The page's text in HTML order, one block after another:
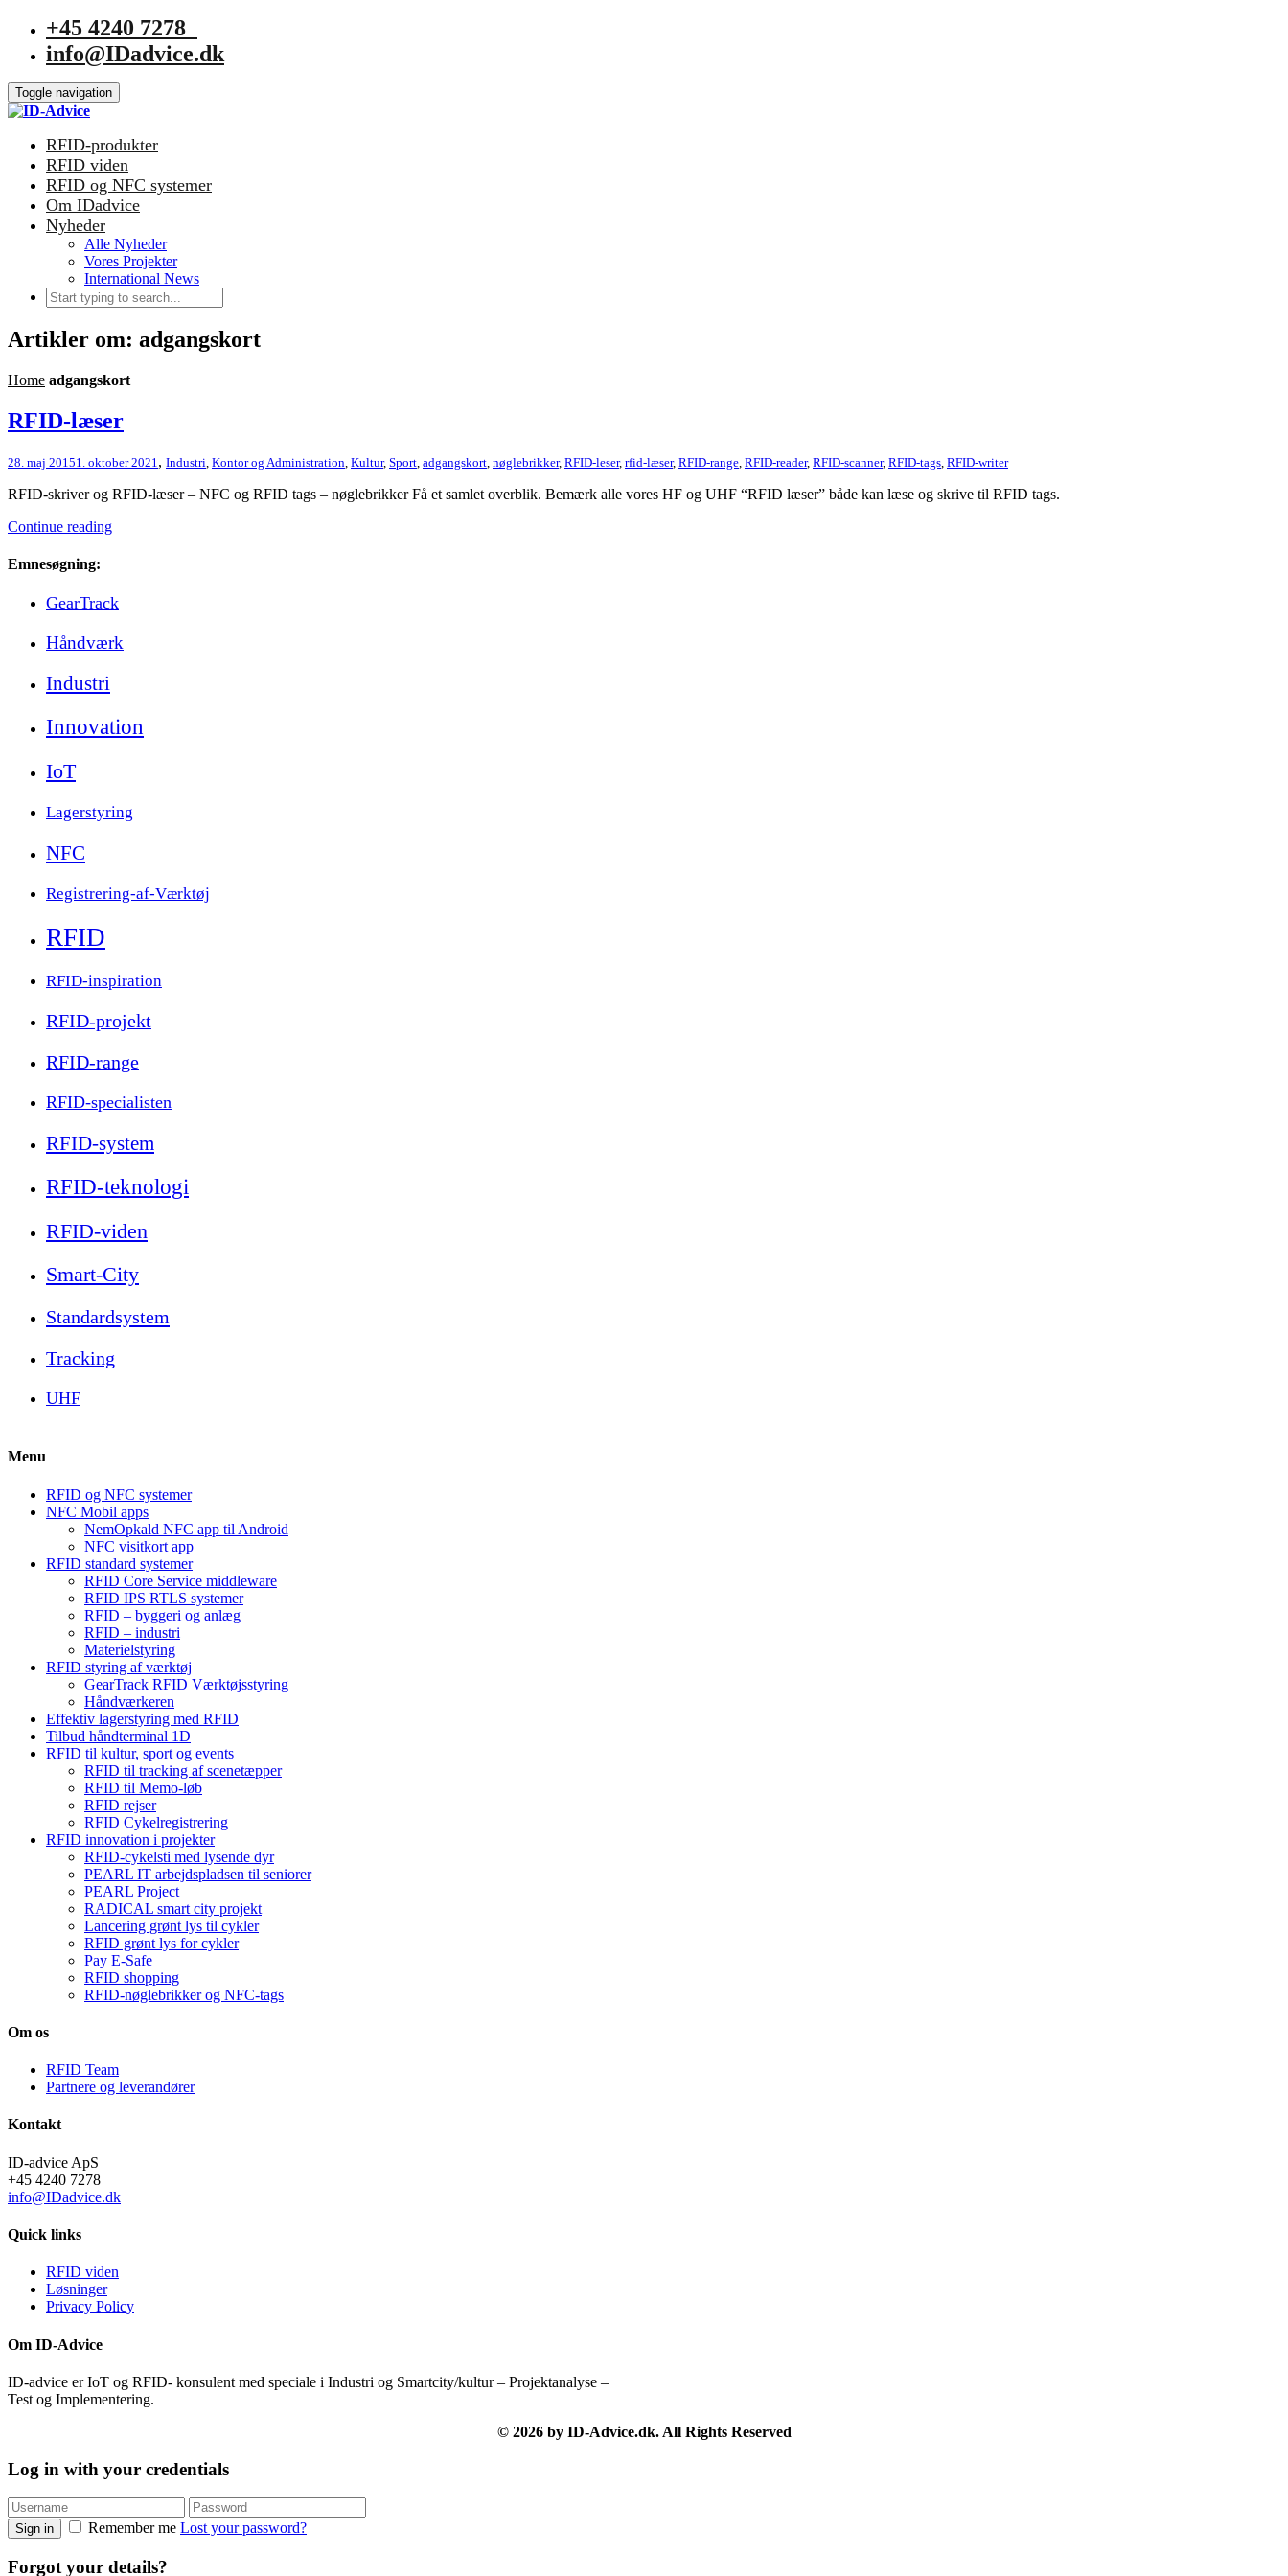
+45 4240 7278
info@IDadvice.dk
Toggle navigation
RFID-produkter
RFID viden
RFID og NFC systemer
Om IDadvice
Nyheder
Alle Nyheder
Vores Projekter
International News
Artikler om: adgangskort
Home adgangskort
RFID-læser
28. maj 20151. oktober 2021 , Industri Kontor og Administration Kultur, Sport adgangskort nøglebrikker, RFID-leser, rfid-læser, RFID-range RFID-reader, RFID-scanner, RFID-tags RFID-writer
RFID-skriver og RFID-læser – NFC og RFID tags – nøglebrikker Få et samlet overblik. Bemærk alle vores HF og UHF “RFID læser” både kan læse og skrive til RFID tags.
Continue reading
Emnesøgning:
GearTrack
Håndværk
Industri
Innovation
IoT
Lagerstyring
NFC
Registrering-af-Værktøj
RFID
RFID-inspiration
RFID-projekt
RFID-range
RFID-specialisten
RFID-system
RFID-teknologi
RFID-viden
Smart-City
Standardsystem
Tracking
UHF
Menu
RFID og NFC systemer
NFC Mobil apps
NemOpkald NFC app til Android
NFC visitkort app
RFID standard systemer
RFID Core Service middleware
RFID IPS RTLS systemer
RFID – byggeri og anlæg
RFID – industri
Materielstyring
RFID styring af værktøj
GearTrack RFID Værktøjsstyring
Håndværkeren
Effektiv lagerstyring med RFID
Tilbud håndterminal 1D
RFID til kultur, sport og events
RFID til tracking af scenetæpper
RFID til Memo-løb
RFID rejser
RFID Cykelregistrering
RFID innovation i projekter
RFID-cykelsti med lysende dyr
PEARL IT arbejdspladsen til seniorer
PEARL Project
RADICAL smart city projekt
Lancering grønt lys til cykler
RFID grønt lys for cykler
Pay E-Safe
RFID shopping
RFID-nøglebrikker og NFC-tags
Om os
RFID Team
Partnere og leverandører
Kontakt
ID-advice ApS
+45 4240 7278
info@IDadvice.dk
Quick links
RFID viden
Løsninger
Privacy Policy
Om ID-Advice
ID-advice er IoT og RFID- konsulent med speciale i Industri og Smartcity/kultur – Projektanalyse –
Test og Implementering.
© 2026 by ID-Advice.dk. All Rights Reserved
Log in with your credentials
Sign in Remember me Lost your password?
Forgot your details?